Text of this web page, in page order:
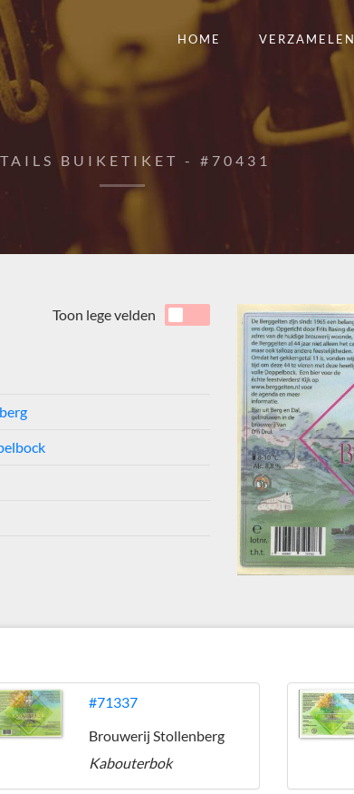
HOME VERZAMELEN
BUIKETIKET - #70431
Toon lege velden
#71337
Brouwerij Stollenberg
Kabouterbok